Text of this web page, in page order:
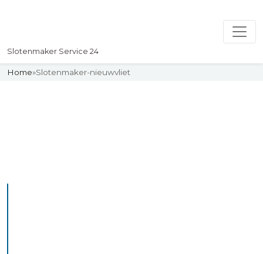
Slotenmaker Service 24
Home»Slotenmaker-nieuwvliet